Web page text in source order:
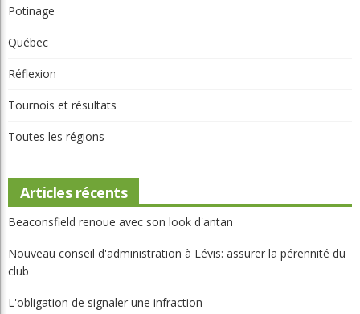
Réflexion
Tournois et résultats
Toutes les régions
Articles récents
Nouveau conseil d'administration à Lévis: assurer la pérennité du
Invitante terrasse-resto à Val-Morin et de belles améliorations au